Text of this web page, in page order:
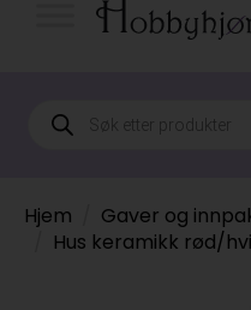
Products
search
Hjem Gaver og
Hus keramikk rød/